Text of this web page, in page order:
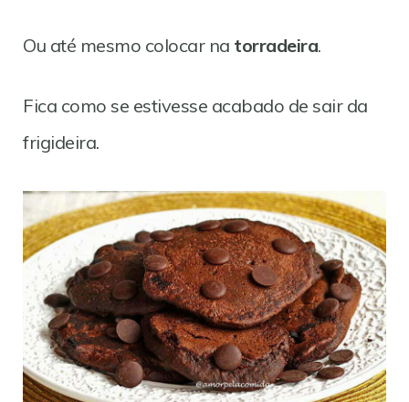
Ou até mesmo colocar na torradeira.
Fica como se estivesse acabado de sair da
frigideira.